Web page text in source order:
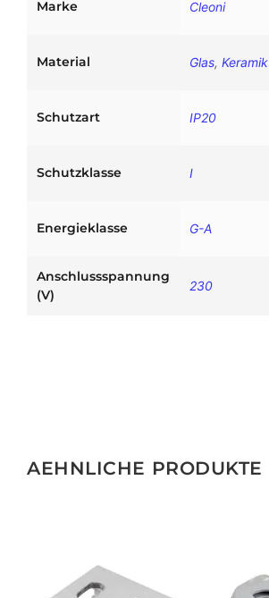
Marke Cleoni
Material Glas,Keramik
Schutzart IP20
Schutzklasse I
Energieklasse G-A
Anschlussspannung
(V)
230
AEHNLICHE PRODUKTE